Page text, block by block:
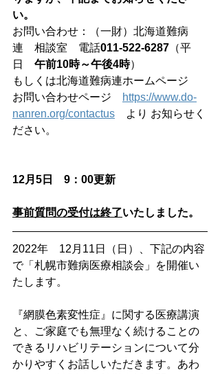
い。
お問い合わせ：（一財）北海道難病
連　相談室　電話011-522-6287 （平
日 午前10時～午後4時）
もしくは北海道難病連ホームページ
お問い合わせページ
https://www.do-
nanren.org/contactus より お知らせく
ださい。
12月5日　9：00更新
事前質問の受付は終了いたしました。
2022年　12月11日（日）、下記の内容
で「札幌市難病医療相談会」を開催い
たします。
『網膜色素変性症』に関する医療講演
と、ご家庭でも無理なく続けることの
できるリハビリテーションについて分
かりやすくお話しいただきます。あわ